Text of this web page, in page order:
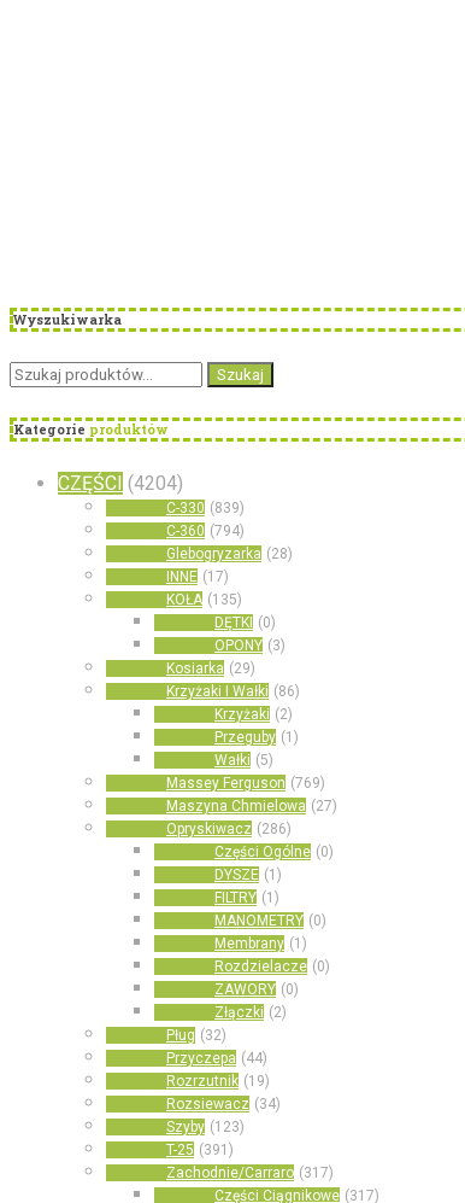
Wyszukiwarka
Szukaj: Szukaj
Kategorie produktów
CZĘŚCI (4204)
C-330 (839)
C-360 (794)
Glebogryzarka (28)
INNE (17)
KOŁA (135)
DĘTKI (0)
OPONY (3)
Kosiarka (29)
Krzyżaki I Wałki (86)
Krzyżaki (2)
Przeguby (1)
Wałki (5)
Massey Ferguson (769)
Maszyna Chmielowa (27)
Opryskiwacz (286)
Części Ogólne (0)
DYSZE (1)
FILTRY (1)
MANOMETRY (0)
Membrany (1)
Rozdzielacze (0)
ZAWORY (0)
Złączki (2)
Pług (32)
Przyczepa (44)
Rozrzutnik (19)
Rozsiewacz (34)
Szyby (123)
T-25 (391)
Zachodnie/Carraro (317)
Części Ciągnikowe (317)